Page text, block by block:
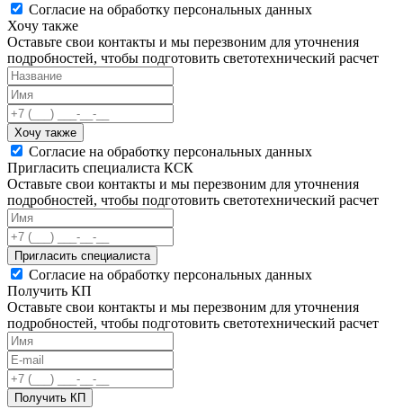
Согласие на обработку персональных данных
Хочу также
Оставьте свои контакты и мы перезвоним для уточнения
подробностей, чтобы подготовить светотехнический расчет
Хочу также
Согласие на обработку персональных данных
Пригласить специалиста КСК
Оставьте свои контакты и мы перезвоним для уточнения
подробностей, чтобы подготовить светотехнический расчет
Пригласить специалиста
Согласие на обработку персональных данных
Получить КП
Оставьте свои контакты и мы перезвоним для уточнения
подробностей, чтобы подготовить светотехнический расчет
Получить КП